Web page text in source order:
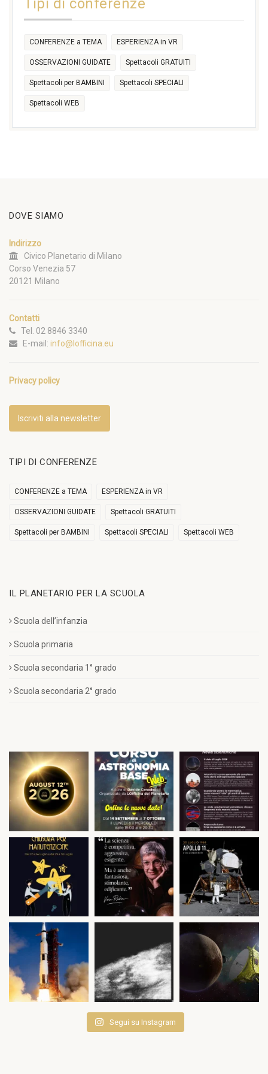
Tipi di conferenze
CONFERENZE a TEMA ESPERIENZA in VR
OSSERVAZIONI GUIDATE Spettacoli GRATUITI
Spettacoli per BAMBINI Spettacoli SPECIALI
Spettacoli WEB
DOVE SIAMO
Indirizzo
Civico Planetario di Milano
Corso Venezia 57
20121 Milano
Contatti
Tel. 02 8846 3340
E-mail: info@lofficina.eu
Privacy policy
Iscriviti alla newsletter
TIPI DI CONFERENZE
CONFERENZE a TEMA ESPERIENZA in VR
OSSERVAZIONI GUIDATE Spettacoli GRATUITI
Spettacoli per BAMBINI Spettacoli SPECIALI Spettacoli WEB
IL PLANETARIO PER LA SCUOLA
Scuola dell’infanzia
Scuola primaria
Scuola secondaria 1° grado
Scuola secondaria 2° grado
Segui su Instagram